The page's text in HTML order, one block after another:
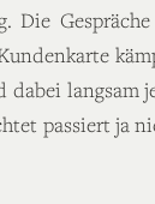
Die Gespräche
dabei langsam
passiert ja